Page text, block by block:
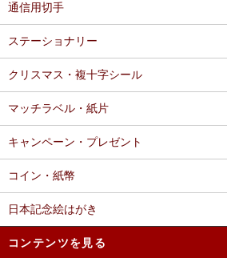
通信用切手
ステーショナリー
クリスマス・複十字シール
マッチラベル・紙片
キャンペーン・プレゼント
コイン・紙幣
日本記念絵はがき
コンテンツを見る